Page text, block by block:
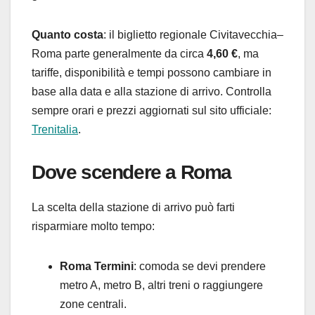
Quanto costa: il biglietto regionale Civitavecchia–
Roma parte generalmente da circa 4,60 €, ma
tariffe, disponibilità e tempi possono cambiare in
base alla data e alla stazione di arrivo. Controlla
sempre orari e prezzi aggiornati sul sito ufficiale:
Trenitalia.
Dove scendere a Roma
La scelta della stazione di arrivo può farti
risparmiare molto tempo:
Roma Termini: comoda se devi prendere
metro A, metro B, altri treni o raggiungere
zone centrali.